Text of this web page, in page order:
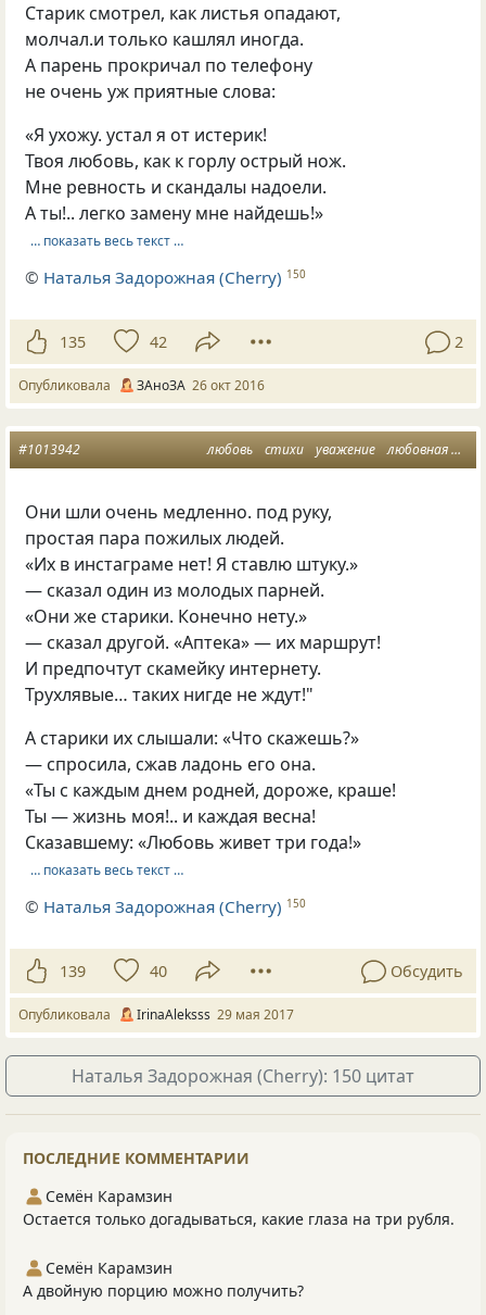
Старик смотрел, как листья опадают,
молчал.и только кашлял иногда.
А парень прокричал по телефону
не очень уж приятные слова:
«Я ухожу. устал я от истерик!
Твоя любовь, как к горлу острый нож.
Мне ревность и скандалы надоели.
А ты!.. легко замену мне найдешь!»
… показать весь текст …
© Наталья Задорожная (Cherry) 150
135 42 2
Опубликовала ЗАноЗА 26 окт 2016
любовь стихи уважение любовная лирика
#1013942
Они шли очень медленно. под руку,
простая пара пожилых людей.
«Их в инстаграме нет! Я ставлю штуку.»
— сказал один из молодых парней.
«Они же старики. Конечно нету.»
— сказал другой. «Аптека» — их маршрут!
И предпочтут скамейку интернету.
Трухлявые… таких нигде не ждут!"
А старики их слышали: «Что скажешь?»
— спросила, сжав ладонь его она.
«Ты с каждым днем родней, дороже, краше!
Ты — жизнь моя!.. и каждая весна!
Сказавшему: «Любовь живет три года!»
… показать весь текст …
© Наталья Задорожная (Cherry) 150
139 40 Обсудить
Опубликовала IrinaAleksss 29 мая 2017
Наталья Задорожная (Cherry): 150 цитат
ПОСЛЕДНИЕ КОММЕНТАРИИ
Семён Карамзин
Остается только догадываться, какие глаза на три рубля.
Семён Карамзин
А двойную порцию можно получить?